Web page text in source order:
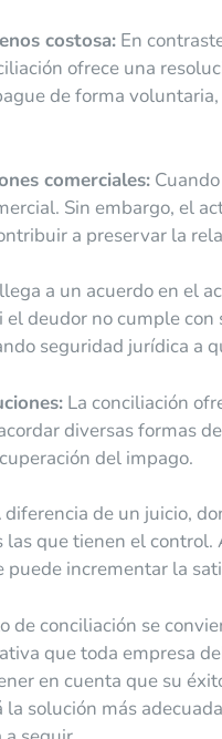
costosa: En
ofrece una
de forma
comerciales:
Sin embargo, el
a preservar la
a un acuerdo en el
el deudor no cumple
seguridad jurídica a
La conciliación
diversas formas
del impago.
diferencia de un juicio,
que tienen el
puede incrementar la
de conciliación se
que toda empresa
en cuenta que su
solución más